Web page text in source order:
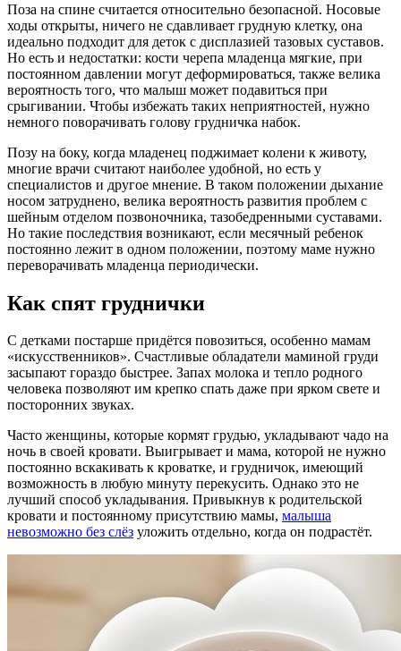
Поза на спине считается относительно безопасной. Носовые
ходы открыты, ничего не сдавливает грудную клетку, она
идеально подходит для деток с дисплазией тазовых суставов.
Но есть и недостатки: кости черепа младенца мягкие, при
постоянном давлении могут деформироваться, также велика
вероятность того, что малыш может подавиться при
срыгивании. Чтобы избежать таких неприятностей, нужно
немного поворачивать голову грудничка набок.
Позу на боку, когда младенец поджимает колени к животу,
многие врачи считают наиболее удобной, но есть у
специалистов и другое мнение. В таком положении дыхание
носом затруднено, велика вероятность развития проблем с
шейным отделом позвоночника, тазобедренными суставами.
Но такие последствия возникают, если месячный ребенок
постоянно лежит в одном положении, поэтому маме нужно
переворачивать младенца периодически.
Как спят груднички
С детками постарше придётся повозиться, особенно мамам
«искусственников». Счастливые обладатели маминой груди
засыпают гораздо быстрее. Запах молока и тепло родного
человека позволяют им крепко спать даже при ярком свете и
посторонних звуках.
Часто женщины, которые кормят грудью, укладывают чадо на
ночь в своей кровати. Выигрывает и мама, которой не нужно
постоянно вскакивать к кроватке, и грудничок, имеющий
возможность в любую минуту перекусить. Однако это не
лучший способ укладывания. Привыкнув к родительской
кровати и постоянному присутствию мамы, малыша
невозможно без слёз уложить отдельно, когда он подрастёт.